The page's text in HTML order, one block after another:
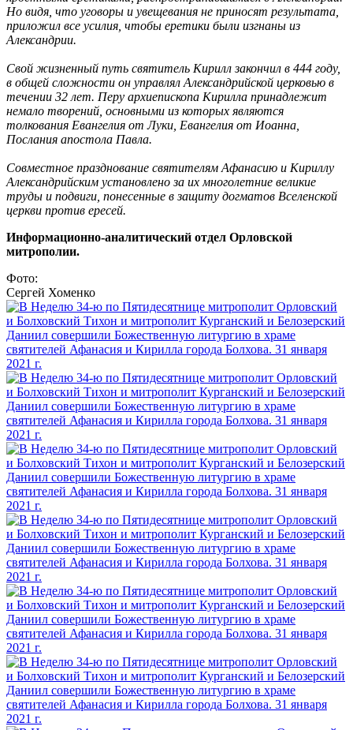
Но видя, что уговоры и увещевания не приносят результата,
приложил все усилия, чтобы еретики были изгнаны из
Александрии.
Свой жизненный путь святитель Кирилл закончил в 444 году,
в общей сложности он управлял Александрийской церковью в
течении 32 лет. Перу архиепископа Кирилла принадлежит
немало творений, основными из которых являются
толкования Евангелия от Луки, Евангелия от Иоанна,
Послания апостола Павла.
Совместное празднование святителям Афанасию и Кириллу
Александрийским установлено за их многолетние великие
труды и подвиги, понесенные в защиту догматов Вселенской
церкви против ересей.
Информационно-аналитический отдел Орловской
митрополии.
Фото:
Сергей Хоменко